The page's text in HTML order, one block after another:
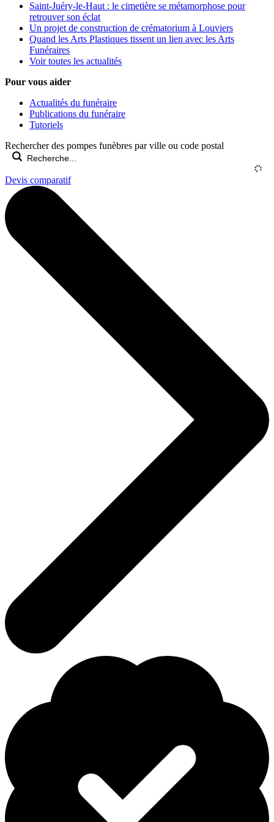
Saint-Juéry-le-Haut : le cimetière se métamorphose pour
retrouver son éclat
Un projet de construction de crématorium à Louviers
Quand les Arts Plastiques tissent un lien avec les Arts
Funéraires
Voir toutes les actualités
Pour vous aider
Actualités du funéraire
Publications du funéraire
Tutoriels
Rechercher des pompes funèbres par ville ou code postal
Devis comparatif